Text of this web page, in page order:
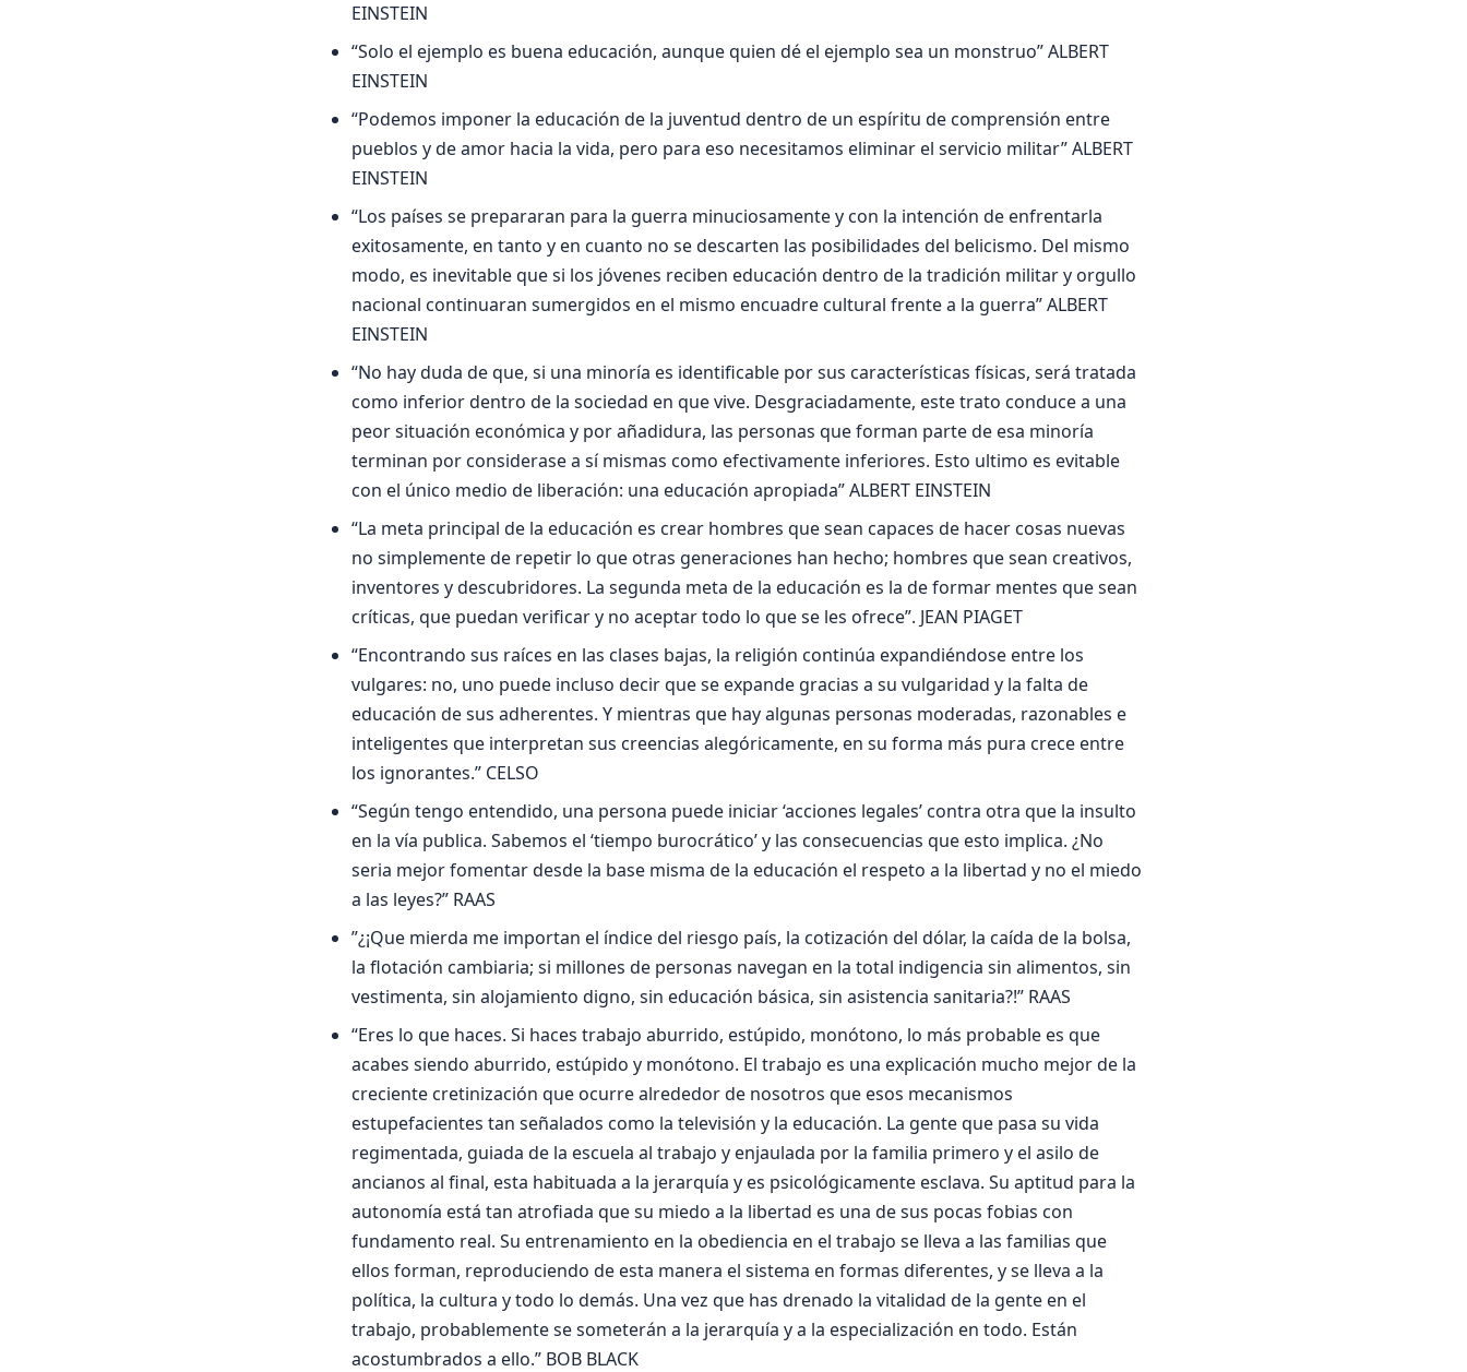
EINSTEIN
“Solo el ejemplo es buena educación, aunque quien dé el ejemplo sea un monstruo” ALBERT
EINSTEIN
“Podemos imponer la educación de la juventud dentro de un espíritu de comprensión entre
pueblos y de amor hacia la vida, pero para eso necesitamos eliminar el servicio militar” ALBERT
EINSTEIN
“Los países se prepararan para la guerra minuciosamente y con la intención de enfrentarla
exitosamente, en tanto y en cuanto no se descarten las posibilidades del belicismo. Del mismo
modo, es inevitable que si los jóvenes reciben educación dentro de la tradición militar y orgullo
nacional continuaran sumergidos en el mismo encuadre cultural frente a la guerra” ALBERT
EINSTEIN
“No hay duda de que, si una minoría es identificable por sus características físicas, será tratada
como inferior dentro de la sociedad en que vive. Desgraciadamente, este trato conduce a una
peor situación económica y por añadidura, las personas que forman parte de esa minoría
terminan por considerase a sí mismas como efectivamente inferiores. Esto ultimo es evitable
con el único medio de liberación: una educación apropiada” ALBERT EINSTEIN
“La meta principal de la educación es crear hombres que sean capaces de hacer cosas nuevas
no simplemente de repetir lo que otras generaciones han hecho; hombres que sean creativos,
inventores y descubridores. La segunda meta de la educación es la de formar mentes que sean
críticas, que puedan verificar y no aceptar todo lo que se les ofrece”. JEAN PIAGET
“Encontrando sus raíces en las clases bajas, la religión continúa expandiéndose entre los
vulgares: no, uno puede incluso decir que se expande gracias a su vulgaridad y la falta de
educación de sus adherentes. Y mientras que hay algunas personas moderadas, razonables e
inteligentes que interpretan sus creencias alegóricamente, en su forma más pura crece entre
los ignorantes.” CELSO
“Según tengo entendido, una persona puede iniciar ‘acciones legales’ contra otra que la insulto
en la vía publica. Sabemos el ‘tiempo burocrático’ y las consecuencias que esto implica. ¿No
seria mejor fomentar desde la base misma de la educación el respeto a la libertad y no el miedo
a las leyes?” RAAS
”¿¡Que mierda me importan el índice del riesgo país, la cotización del dólar, la caída de la bolsa,
la flotación cambiaria; si millones de personas navegan en la total indigencia sin alimentos, sin
vestimenta, sin alojamiento digno, sin educación básica, sin asistencia sanitaria?!” RAAS
“Eres lo que haces. Si haces trabajo aburrido, estúpido, monótono, lo más probable es que
acabes siendo aburrido, estúpido y monótono. El trabajo es una explicación mucho mejor de la
creciente cretinización que ocurre alrededor de nosotros que esos mecanismos
estupefacientes tan señalados como la televisión y la educación. La gente que pasa su vida
regimentada, guiada de la escuela al trabajo y enjaulada por la familia primero y el asilo de
ancianos al final, esta habituada a la jerarquía y es psicológicamente esclava. Su aptitud para la
autonomía está tan atrofiada que su miedo a la libertad es una de sus pocas fobias con
fundamento real. Su entrenamiento en la obediencia en el trabajo se lleva a las familias que
ellos forman, reproduciendo de esta manera el sistema en formas diferentes, y se lleva a la
política, la cultura y todo lo demás. Una vez que has drenado la vitalidad de la gente en el
trabajo, probablemente se someterán a la jerarquía y a la especialización en todo. Están
acostumbrados a ello.” BOB BLACK